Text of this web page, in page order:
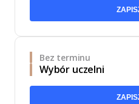
Bez terminu
Wybór uczelni